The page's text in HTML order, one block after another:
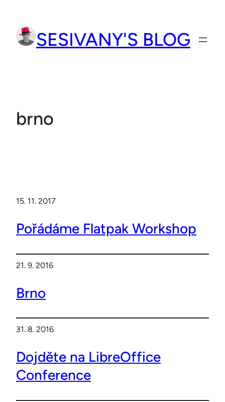
obsah
SESIVANY'S BLOG
brno
15. 11. 2017
Pořádáme Flatpak Workshop
21. 9. 2016
Brno
31. 8. 2016
Dojděte na LibreOffice
Conference